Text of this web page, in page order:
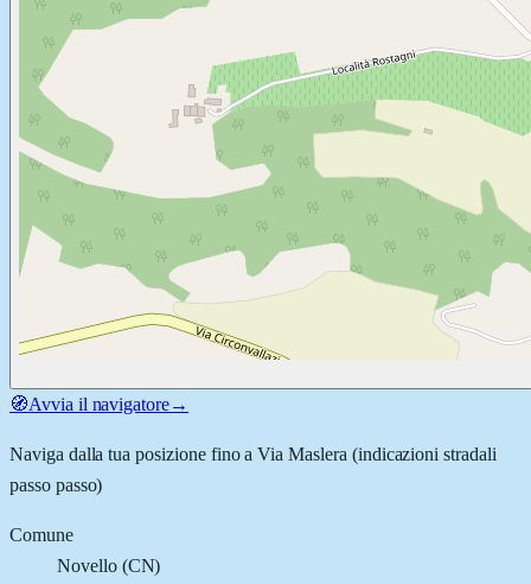
🧭Avvia il navigatore→
Naviga dalla tua posizione fino aVia Maslera (indicazioni stradali
passo passo)
Comune
Novello(CN)